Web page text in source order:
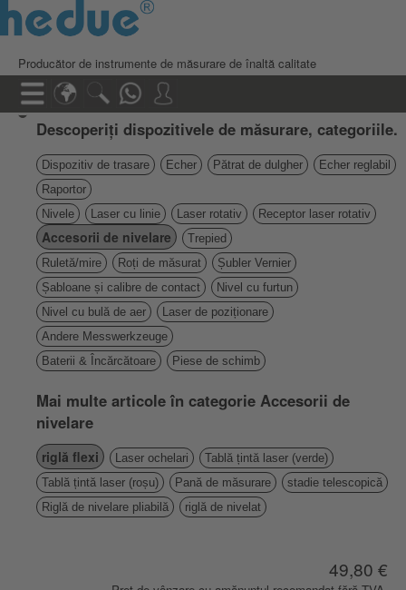
Producător de instrumente de măsurare de înaltă calitate
Descoperiți dispozitivele de măsurare, categoriile.
Dispozitiv de trasare Echer Pătrat de dulgher
Echer reglabil
Raportor
Nivele
Laser cu linie Laser rotativ Receptor laser rotativ
Accesorii de nivelare
Trepied
Ruletă/mire
Roți de măsurat
Șubler Vernier
Șabloane și calibre de contact
Nivel cu furtun
Nivel cu bulă de aer
Laser de poziționare
Andere Messwerkzeuge
Baterii & Încărcătoare
Piese de schimb
Mai multe articole în categorie Accesorii de
nivelare
riglă flexi Laser ochelari
Tablă țintă laser (verde)
Tablă țintă laser (roșu)
Pană de măsurare
stadie telescopică
Riglă de nivelare pliabilă
riglă de nivelat
49,80 €